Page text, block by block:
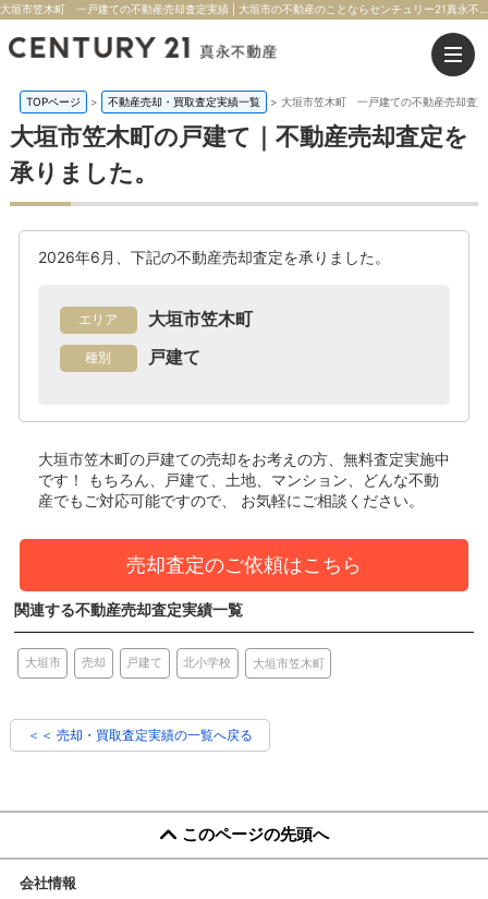
TOPページ > 不動産売却・買取査定実績一覧 > 大垣市笠木町 一戸建ての不動産売却査
大垣市笠木町の戸建て｜不動産売却査定を
承りました。
2026年6月、下記の不動産売却査定を承りました。
エリア 大垣市笠木町
種別 戸建て
大垣市笠木町の戸建ての売却をお考えの方、無料査定実施中
です！
もちろん、戸建て、土地、マンション、どんな不動
産でもご対応可能ですので、 お気軽にご相談ください。
売却査定のご依頼はこちら
関連する不動産売却査定実績一覧
大垣市 売却 戸建て 北小学校 大垣市笠木町
＜＜ 売却・買取査定実績の一覧へ戻る
このページの先頭へ
会社情報